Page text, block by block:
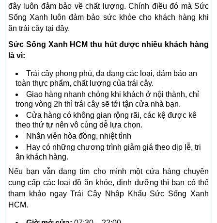
đây luôn đảm bảo về chất lượng. Chính điều đó mà Sức
Sống Xanh luôn đảm bảo sức khỏe cho khách hàng khi
ăn trái cây tại đây.
Sức Sống Xanh HCM thu hút được nhiều khách hàng
là vì:
Trái cây phong phú, đa dạng các loại, đảm bảo an
toàn thực phẩm, chất lượng của trái cây.
Giao hàng nhanh chóng khi khách ở nội thành, chỉ
trong vòng 2h thì trái cây sẽ tới tận cửa nhà bạn.
Cửa hàng có không gian rộng rãi, các kệ được kê
theo thứ tự nên vô cùng dễ lựa chọn.
Nhân viên hòa đồng, nhiệt tình
Hay có những chương trình giảm giá theo dịp lễ, tri
ân khách hàng.
Nếu bạn vẫn đang tìm cho mình một cửa hàng chuyên
cung cấp các loại đồ ăn khỏe, dinh dưỡng thì bạn có thể
tham khảo ngay Trái Cây Nhập Khẩu Sức Sống Xanh
HCM.